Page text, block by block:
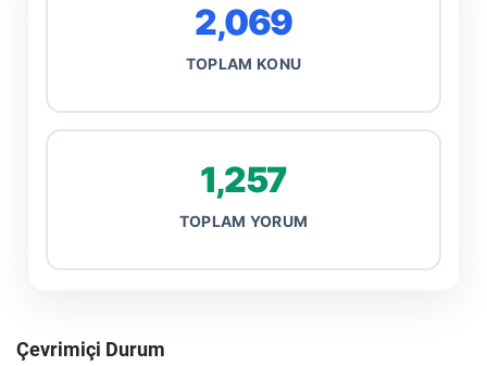
2,069
TOPLAM KONU
1,257
TOPLAM YORUM
Çevrimiçi Durum